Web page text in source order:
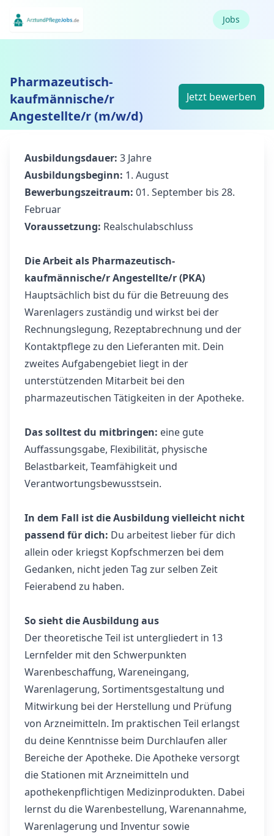
Jobs
Pharmazeutisch-
kaufmännische/r
Angestellte/r (m/w/d)
Jetzt bewerben
Ausbildungsdauer: 3 Jahre
Ausbildungsbeginn: 1. August
Bewerbungszeitraum: 01. September bis 28.
Februar
Voraussetzung: Realschulabschluss
Die Arbeit als Pharmazeutisch-
kaufmännische/r Angestellte/r (PKA)
Hauptsächlich bist du für die Betreuung des
Warenlagers zuständig und wirkst bei der
Rechnungslegung, Rezeptabrechnung und der
Kontaktpflege zu den Lieferanten mit. Dein
zweites Aufgabengebiet liegt in der
unterstützenden Mitarbeit bei den
pharmazeutischen Tätigkeiten in der Apotheke.
Das solltest du mitbringen: eine gute
Auffassungsgabe, Flexibilität, physische
Belastbarkeit, Teamfähigkeit und
Verantwortungsbewusstsein.
In dem Fall ist die Ausbildung vielleicht nicht
passend für dich: Du arbeitest lieber für dich
allein oder kriegst Kopfschmerzen bei dem
Gedanken, nicht jeden Tag zur selben Zeit
Feierabend zu haben.
So sieht die Ausbildung aus
Der theoretische Teil ist untergliedert in 13
Lernfelder mit den Schwerpunkten
Warenbeschaffung, Wareneingang,
Warenlagerung, Sortimentsgestaltung und
Mitwirkung bei der Herstellung und Prüfung
von Arzneimitteln. Im praktischen Teil erlangst
du deine Kenntnisse beim Durchlaufen aller
Bereiche der Apotheke. Die Apotheke versorgt
die Stationen mit Arzneimitteln und
apothekenpflichtigen Medizinprodukten. Dabei
lernst du die Warenbestellung, Warenannahme,
Warenlagerung und Inventur sowie